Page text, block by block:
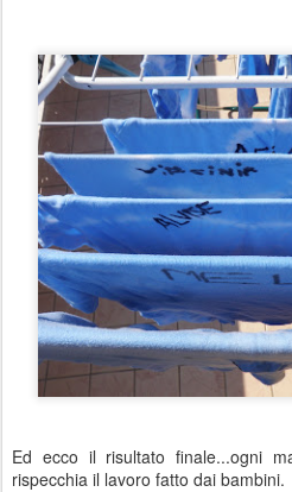
Ed ecco il risultato finale...ogni
rispecchia il lavoro fatto dai bambini.